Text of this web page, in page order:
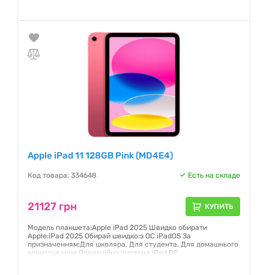
Apple iPad 11 128GB Pink (MD4E4)
Код товара: 334648 Есть на складе
21127 грн КУПИТЬ
Модель планшета:Apple iPad 2025 Швидко обирати
Apple:iPad 2025 Обирай швидко:з ОС iPadOS За
призначенням:Для школяра, Для студента, Для домашнього
користування Операційна система:iPad OS